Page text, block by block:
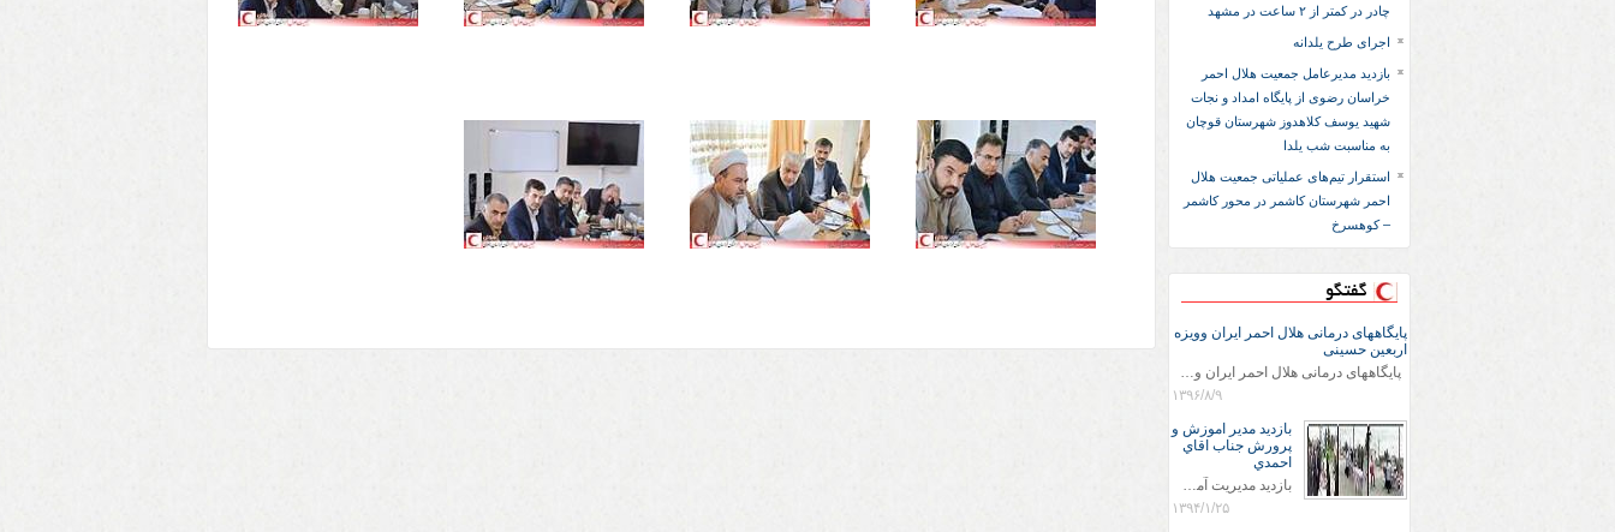
چادر در کمتر از ۲ ساعت در مشهد
اجرای طرح یلدانه
بازدید مدیرعامل جمعیت هلال احمر
خراسان رضوی از پایگاه امداد و نجات
شهید یوسف کلاهدوز شهرستان قوچان
به مناسبت شب یلدا
استقرار تیم‌های عملیاتی جمعیت هلال
احمر شهرستان کاشمر در محور کاشمر
– کوهسرخ
گفتگو
پایگاههای درمانی هلال احمر ایران وویزه
اربعین حسینی
پایگاههای درمانی هلال احمر ایران وویزه اربعین حسینی
۱۳۹۶/۸/۹
بازديد مدير اموزش و
پرورش جناب اقاي
احمدي
بازديد مديريت آموزش و پروش جناب اقاي احمدي به همراه اعضاي ستاد اسكان آموزش و پروش شهرستان سرخس در ساعت 11:30 در مورخه 11/1/1394 صورت گرفت و مسئولین با حضور در پست مسافرين نوروزی كه جمعیت هلال احمر شهرستان از نزدیک در جریان روند اجرای طرح های قرار گرفتند .
۱۳۹۴/۱/۲۵